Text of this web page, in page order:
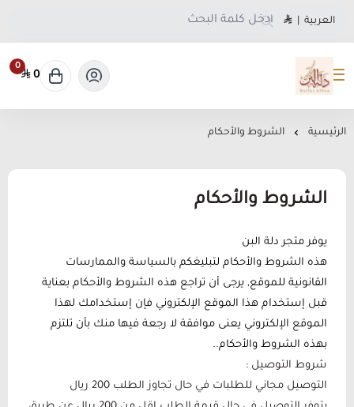
العربية
متجر دلة البن
0
0
الرئيسية الشروط والأحكام
الشروط والأحكام
يوفر متجر دلة البن
هذه الشروط والأحكام لتبليغكم بالسياسة والممارسات
القانونية للموقع, يرجى أن تراجع هذه الشروط والأحكام بعناية
قبل إستخدام هذا الموقع الإلكتروني فإن إستخدامك لهذا
الموقع الإلكتروني يعنى موافقة لا رجعة فيها منك بأن تلتزم
بهذه الشروط والأحكام..
شروط التوصيل :
التوصيل مجاني للطلبات في حال تجاوز الطلب 200 ريال